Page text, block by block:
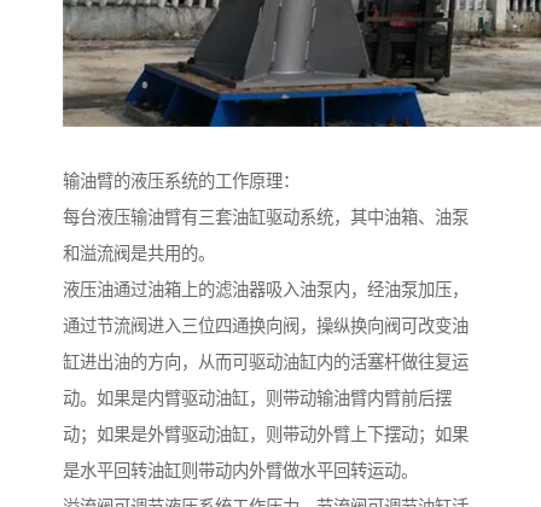
输油臂的液压系统的工作原理：
每台液压输油臂有三套油缸驱动系统，其中油箱、油泵
和溢流阀是共用的。
液压油通过油箱上的滤油器吸入油泵内，经油泵加压，
通过节流阀进入三位四通换向阀，操纵换向阀可改变油
缸进出油的方向，从而可驱动油缸内的活塞杆做往复运
动。如果是内臂驱动油缸，则带动输油臂内臂前后摆
动；如果是外臂驱动油缸，则带动外臂上下摆动；如果
是水平回转油缸则带动内外臂做水平回转运动。